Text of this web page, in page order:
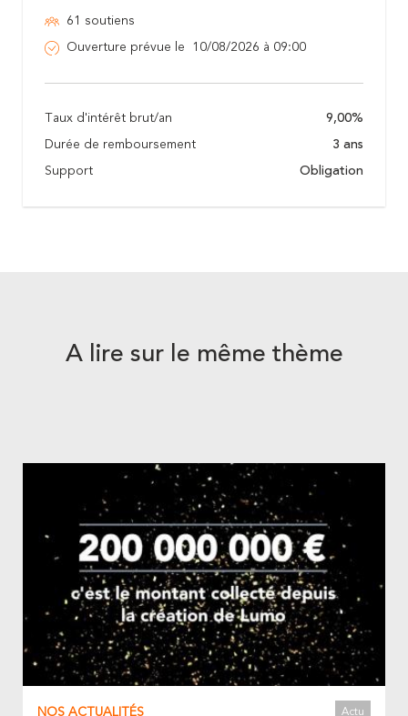
61 soutiens
Ouverture prévue le 10/08/2026 à 09:00
Taux d'intérêt brut/an 9,00%
Durée de remboursement 3 ans
Support Obligation
A lire sur le même thème
NOS ACTUALITÉS Actu